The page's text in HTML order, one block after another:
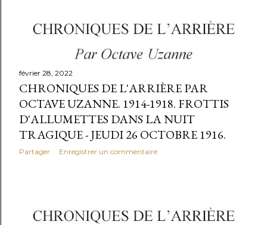
l
e
s
février 28, 2022
CHRONIQUES DE L'ARRIÈRE PAR
OCTAVE UZANNE. 1914-1918. FROTTIS
D'ALLUMETTES DANS LA NUIT
TRAGIQUE - JEUDI 26 OCTOBRE 1916.
Partager Enregistrer un commentaire